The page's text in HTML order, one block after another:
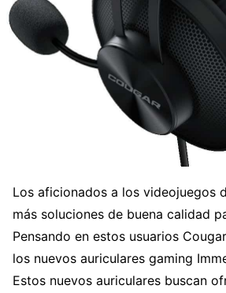
Los aficionados a los videojuegos
más soluciones de buena calidad
Pensando en estos usuarios
los nuevos auriculares gaming
Estos nuevos auriculares buscan